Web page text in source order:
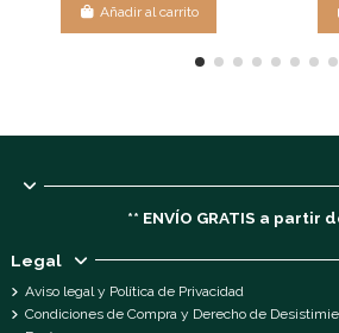
Añadir al carrito
** ENVÍO GRATIS a partir
Legal
Aviso legal y Política de Privacidad
Condiciones de Compra y Derecho de